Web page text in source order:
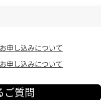
お申し込みについて
お申し込みについて
ご質問